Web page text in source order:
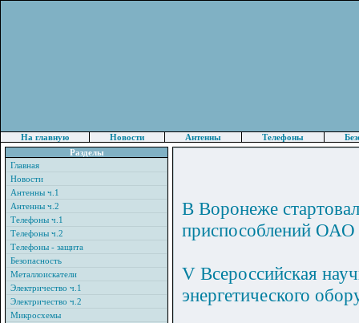
На главную Новости Антенны Телефоны
Разделы
Главная
Новости
Антенны ч.1
Антенны ч.2
Телефоны ч.1
Телефоны ч.2
Телефоны - защита
Безопасность
Металлоискатели
Электричество ч.1
Электричество ч.2
Микросхемы
В Воронеже
приспособлений
V Всероссийская
энергетического